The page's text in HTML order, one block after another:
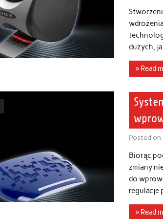
dużych,
» Read
Posted on
Biorąc
zmiany
do
regulacje
» Read